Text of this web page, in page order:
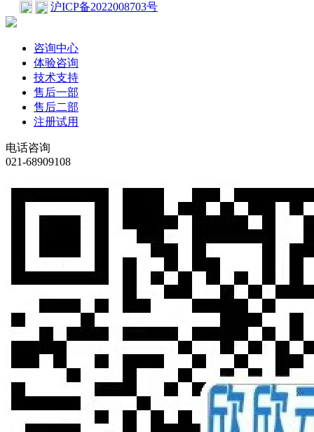
沪ICP备2022008703号
咨询中心
体验咨询
技术支持
售后一部
售后二部
注册试用
电话咨询
021-68909108